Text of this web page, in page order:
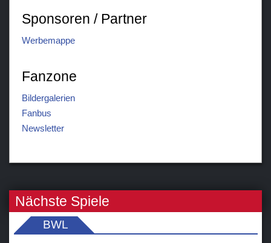
Sponsoren / Partner
Werbemappe
Fanzone
Bildergalerien
Fanbus
Newsletter
Nächste Spiele
BWL